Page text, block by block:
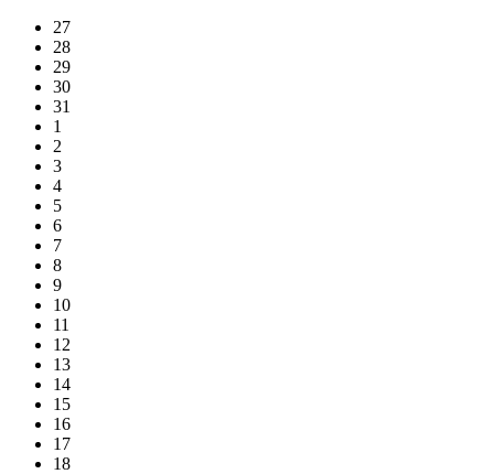
27
28
29
30
31
1
2
3
4
5
6
7
8
9
10
11
12
13
14
15
16
17
18